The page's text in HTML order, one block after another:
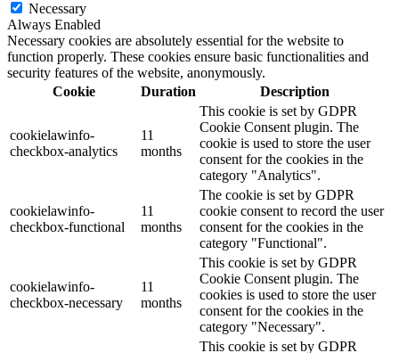
Necessary
Always Enabled
Necessary cookies are absolutely essential for the website to
function properly. These cookies ensure basic functionalities and
security features of the website, anonymously.
Cookie
Duration Description
cookielawinfo-
checkbox-analytics
11
months
This cookie is set by GDPR
Cookie Consent plugin. The
cookie is used to store the user
consent for the cookies in the
category "Analytics".
cookielawinfo-
checkbox-functional
11
months
The cookie is set by GDPR
cookie consent to record the user
consent for the cookies in the
category "Functional".
cookielawinfo-
checkbox-necessary
11
months
This cookie is set by GDPR
Cookie Consent plugin. The
cookies is used to store the user
consent for the cookies in the
category "Necessary".
This cookie is set by GDPR